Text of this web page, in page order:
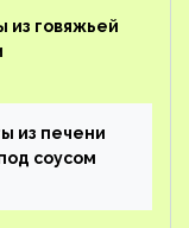
из говяжьей
из печени
соусом